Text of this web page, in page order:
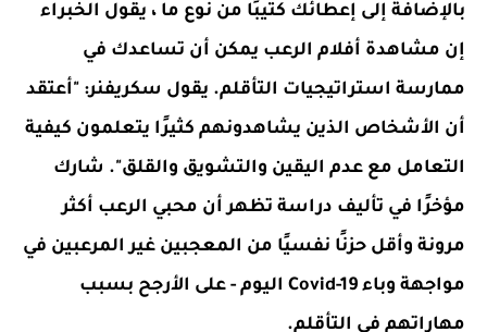
بالإضافة إلى إعطائك كتيبًا من نوع ما ، يقول الخبراء
إن مشاهدة أفلام الرعب يمكن أن تساعدك في
ممارسة استراتيجيات التأقلم. يقول سكريفنر: "أعتقد
أن الأشخاص الذين يشاهدونهم كثيرًا يتعلمون كيفية
التعامل مع عدم اليقين والتشويق والقلق". شارك
مؤخرًا في تأليف دراسة تظهر أن محبي الرعب أكثر
مرونة وأقل حزنًا نفسيًا من المعجبين غير المرعبين في
مواجهة وباء Covid-19 اليوم - على الأرجح بسبب
مهاراتهم في التأقلم.